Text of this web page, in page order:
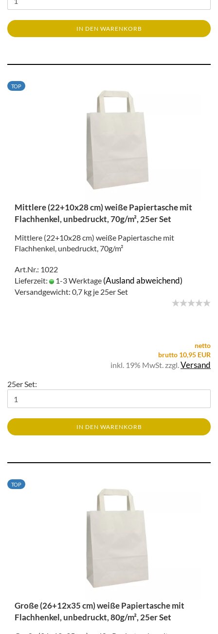
IN DEN WARENKORB
TOP
Mittlere (22+10x28 cm) weiße Papiertasche mit
Flachhenkel, unbedruckt, 70g/m², 25er Set
Mittlere (22+10x28 cm) weiße Papiertasche mit
Flachhenkel, unbedruckt, 70g/m²
Art.Nr.: 1022
Lieferzeit:
1-3 Werktage (Ausland abweichend)
Versandgewicht: 0,7 kg je 25er Set
netto
brutto 10,95 EUR
inkl. 19% MwSt. zzgl.Versand
25er Set:
IN DEN WARENKORB
TOP
Große (26+12x35 cm) weiße Papiertasche mit
Flachhenkel, unbedruckt, 80g/m², 25er Set